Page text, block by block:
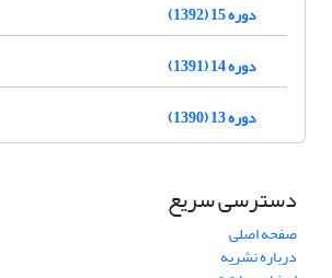
دوره 15 (1392)
دوره 14 (1391)
دوره 13 (1390)
دسترسی سریع
صفحه اصلی
درباره نشریه